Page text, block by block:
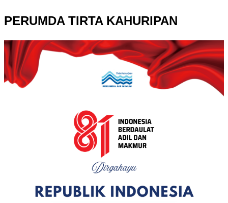
PERUMDA TIRTA KAHURIPAN